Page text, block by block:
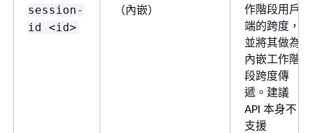
session-
id <id>
（內嵌）
作階段用戶
端的跨度，
並將其做為
內嵌工作階
段跨度傳
遞。建議
API 本身不
支援